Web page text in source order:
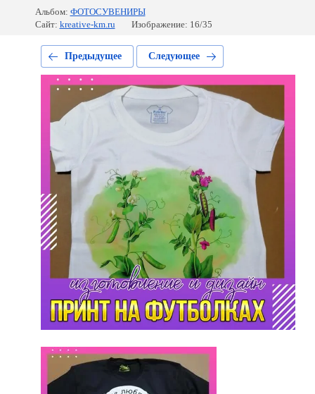
Альбом: ФОТОСУВЕНИРЫ
Сайт: kreative-km.ru Изображение: 16/35
Предыдущее Следующее